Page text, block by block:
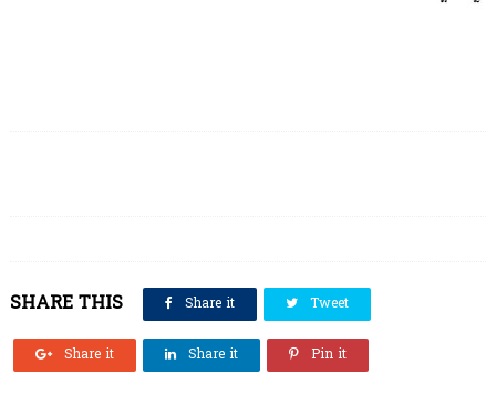
SHARE THIS Share it Tweet
Share it Share it Pin it